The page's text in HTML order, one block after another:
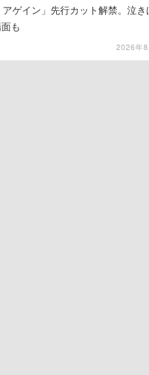
ゲイン」先行カット解禁。泣き
も
2026年8